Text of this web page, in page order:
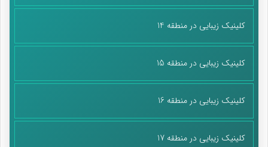
کلینیک زیبایی در منطقه 14
کلینیک زیبایی در منطقه 15
کلینیک زیبایی در منطقه 16
کلینیک زیبایی در منطقه 17